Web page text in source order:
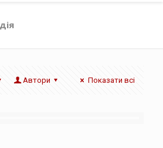
Автори Показати всі